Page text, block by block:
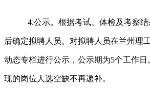
4.公示。根据考试、体检及考察
后确定拟聘人员。对拟聘人员在兰州理
动态专栏进行公示，公示期为5个工作日
现的岗位人选空缺不再递补。